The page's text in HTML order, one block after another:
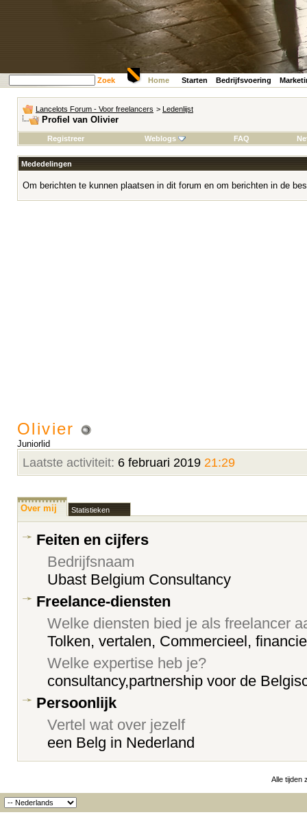
Zoek Home Starten Bedrijfsvoering
Lancelots Forum - Voor freelancers > Ledenlijst
Profiel van Olivier
Registreer Weblogs FAQ
Mededelingen
Om berichten te kunnen plaatsen in dit forum en om berichten in de
Olivier
Juniorlid
Laatste activiteit: 6 februari 2019 21:29
Over mij Statistieken
Feiten en cijfers
Bedrijfsnaam
Ubast Belgium Consultancy
Freelance-diensten
Welke diensten bied je als freelancer
Tolken, vertalen, Commercieel,
Welke expertise heb je?
consultancy,partnership voor de
Persoonlijk
Vertel wat over jezelf
een Belg in Nederland
Alle tijden